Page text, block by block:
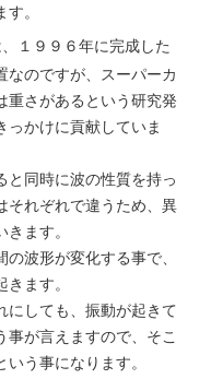
。
１９９６年に完成した
なのですが、スーパーカ
重さがあるという研究発
かけに貢献していま
と同時に波の性質を持っ
それぞれで違うため、異
ます。
波形が変化する事で、
ます。
にしても、振動が起きて
が言えますので、そこ
う事になります。